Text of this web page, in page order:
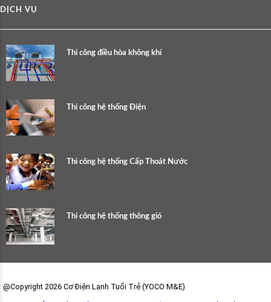
DỊCH VỤ
Thi công điều hòa không khí
Thi công hệ thống Điện
Thi công hệ thống Cấp Thoát Nước
Thi công hệ thống thông gió
@Copyright 2026 Cơ Điện Lạnh Tuổi Trẻ (YOCO M&E)